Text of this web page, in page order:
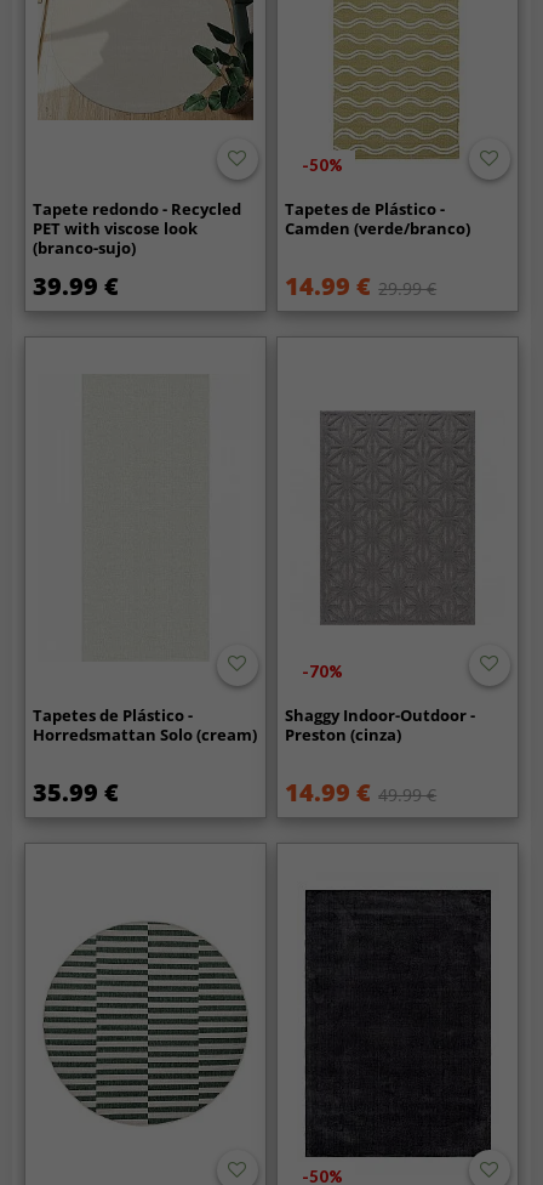
Tapete redondo - Recycled
PET with viscose look
(branco-sujo)
39.99 €
-50%
Tapetes de Plástico -
Camden (verde/branco)
14.99 € 29.99 €
Tapetes de Plástico -
Horredsmattan Solo (cream)
35.99 €
-70%
Shaggy Indoor-Outdoor -
Preston (cinza)
14.99 € 49.99 €
-50%